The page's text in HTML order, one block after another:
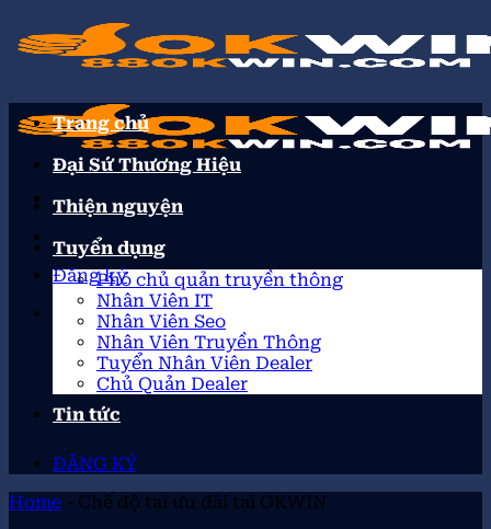
Đăng ký
Trang chủ
Đại Sứ Thương Hiệu
Thiện nguyện
Tuyển dụng
Phó chủ quản truyền thông
Nhân Viên IT
Nhân Viên Seo
Nhân Viên Truyền Thông
Tuyển Nhân Viên Dealer
Chủ Quản Dealer
Tin tức
ĐĂNG KÝ
Home - Chế độ tại ưu đãi tại OKWIN